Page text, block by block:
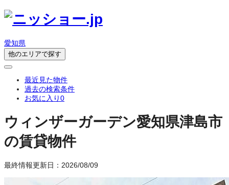
愛知県
他のエリアで探す
最近見た物件
過去の検索条件
お気に入り0
ウィンザーガーデン愛知県津島市
の賃貸物件
最終情報更新日：2026/08/09